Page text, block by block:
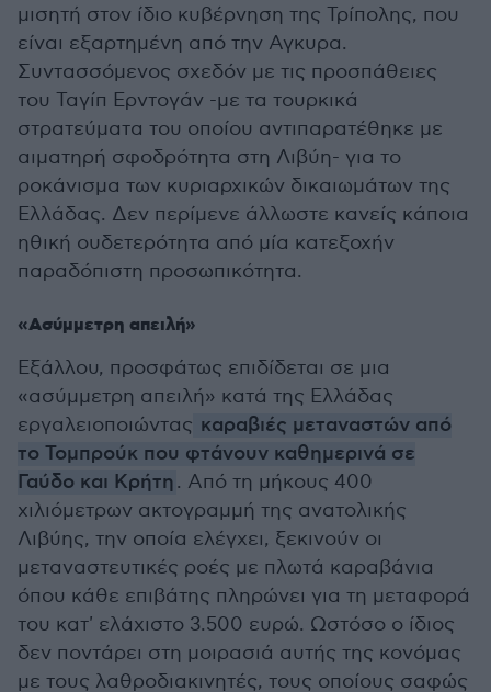
μισητή στον ίδιο κυβέρνηση της Τρίπολης, που
είναι εξαρτημένη από την Αγκυρα.
Συντασσόμενος σχεδόν με τις προσπάθειες
του Ταγίπ Ερντογάν -με τα τουρκικά
στρατεύματα του οποίου αντιπαρατέθηκε με
αιματηρή σφοδρότητα στη Λιβύη- για το
ροκάνισμα των κυριαρχικών δικαιωμάτων της
Ελλάδας. Δεν περίμενε άλλωστε κανείς κάποια
ηθική ουδετερότητα από μία κατεξοχήν
παραδόπιστη προσωπικότητα.
«Aσύμμετρη απειλή»
Εξάλλου, προσφάτως επιδίδεται σε μια
«ασύμμετρη απειλή» κατά της Ελλάδας
εργαλειοποιώντας καραβιές μεταναστών από
το Τομπρούκ που φτάνουν καθημερινά σε
Γαύδο και Κρήτη. Από τη μήκους 400
χιλιόμετρων ακτογραμμή της ανατολικής
Λιβύης, την οποία ελέγχει, ξεκινούν οι
μεταναστευτικές ροές με πλωτά καραβάνια
όπου κάθε επιβάτης πληρώνει για τη μεταφορά
του κατ' ελάχιστο 3.500 ευρώ. Ωστόσο ο ίδιος
δεν ποντάρει στη μοιρασιά αυτής της κονόμας
με τους λαθροδιακινητές, τους οποίους σαφώς